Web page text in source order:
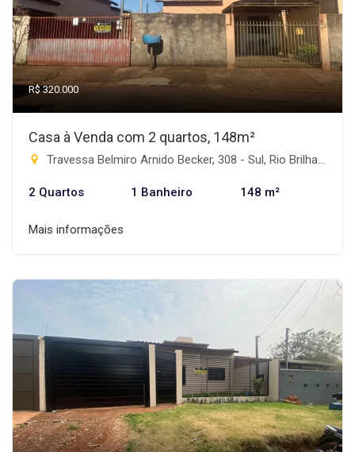
R$ 320.000
Casa à Venda com 2 quartos, 148m²
Travessa Belmiro Arnido Becker, 308 - Sul, Rio Brilhante-MS
2 Quartos 1 Banheiro 148 m²
Mais informações